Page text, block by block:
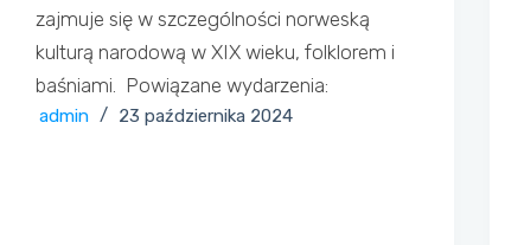
zajmuje się w szczególności norweską
kulturą narodową w XIX wieku, folklorem i
baśniami. Powiązane wydarzenia:
admin 23 października 2024